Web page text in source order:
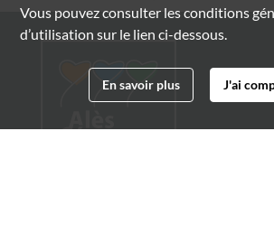
Vous pouvez consulter les conditions
d’utilisation sur le lien ci-dessous.
En savoir plus J'ai